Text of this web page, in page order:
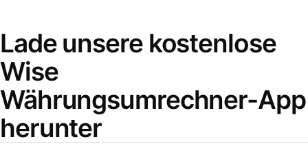
Lade unsere kostenlose
Wise
Währungsumrechner-App
herunter